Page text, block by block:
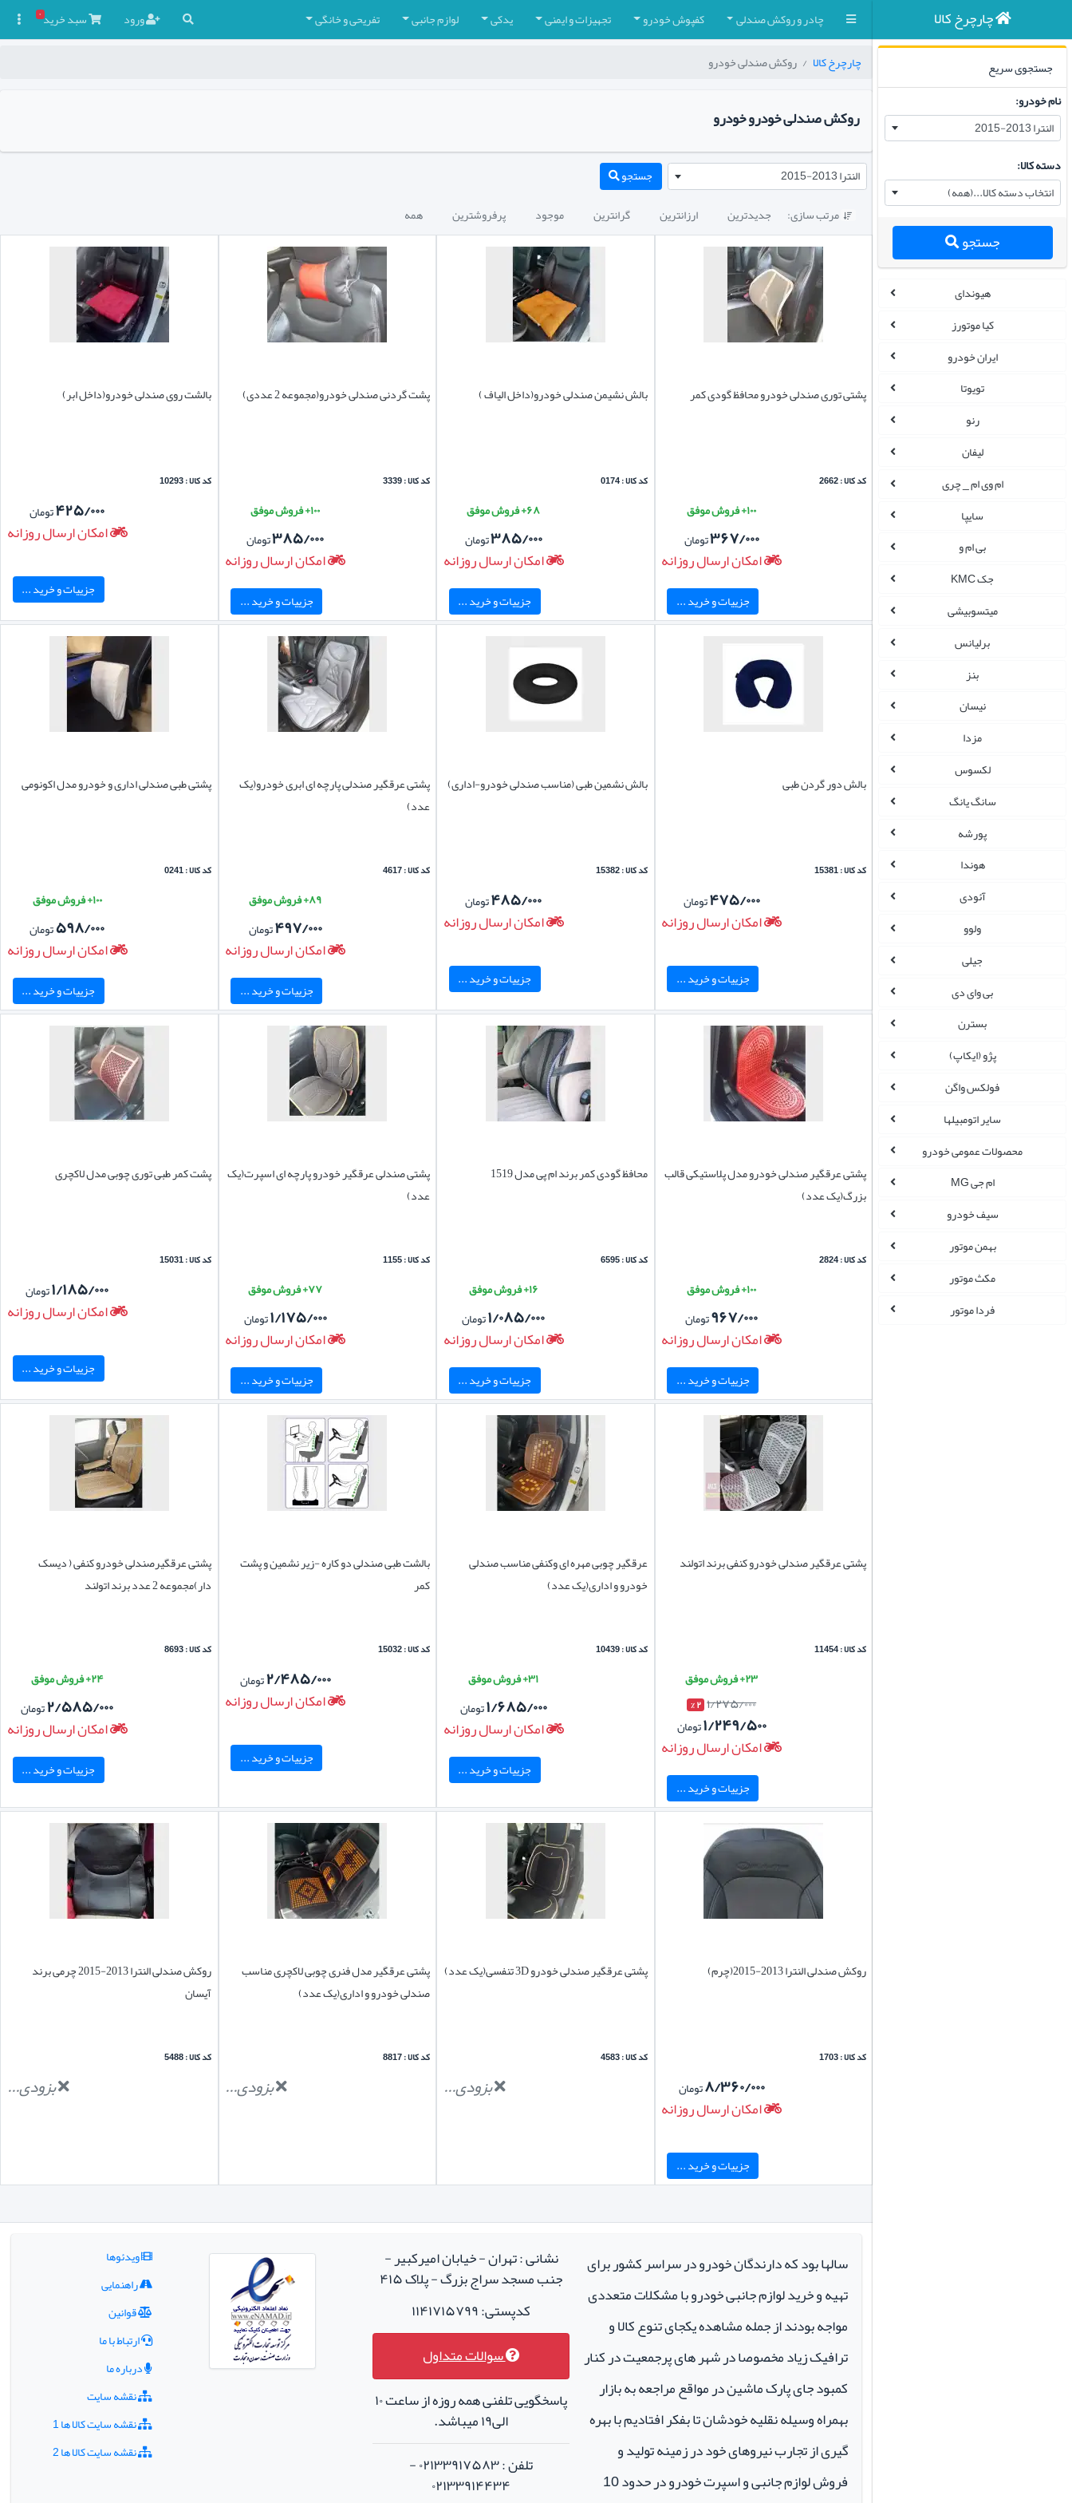
چادر و روکش صندلی کفپوش خودرو تجهیزات و ایمنی یدکی لوازم جانبی تفریحی و خانگی ورود سبدخرید۰ چارچرخ کالا
جستجوی سریع
نام خودرو:
النترا 2013-2015
دسته کالا:
انتخاب دسته کالا...(همه)
جستجو
هیوندای
کیا موتورز
ایران خودرو
تویوتا
رنو
لیفان
ام وی ام _ چری
سایپا
بی ام و
جک KMC
میتسوبیشی
برلیانس
بنز
نیسان
مزدا
لکسوس
سانگ یانگ
پورشه
هوندا
آئودی
ولوو
جیلی
بی وای دی
بسترن
پژو (ایکاپ)
فولکس واگن
سایر اتومبیلها
محصولات عمومی خودرو
ام جی MG
سیف خودرو
بهمن موتور
مکث موتور
فردا موتور
چارچرخ کالا روکش صندلی خودرو
روکش صندلی خودرو خودرو
النترا 2013-2015 جستجو
 مرتب سازی: جدیدترین ارزانترین گرانترین موجود پرفروشترین همه
پشتی توری صندلی خودرو محافظ گودی کمر
کد کالا : 2662
۱۰۰+ فروش موفق
۳۶۷/۰۰۰تومان
امکان ارسال روزانه
جزییات و خرید ...
بالش نشیمن صندلی خودرو(داخل الیاف )
کد کالا : 0174
۶۸+ فروش موفق
۳۸۵/۰۰۰تومان
امکان ارسال روزانه
جزییات و خرید ...
پشت گردنی صندلی خودرو(مجموعه 2 عددی)
کد کالا : 3339
۱۰۰+ فروش موفق
۳۸۵/۰۰۰تومان
امکان ارسال روزانه
جزییات و خرید ...
بالشت روی صندلی خودرو(داخل ابر)
کد کالا : 10293
۴۲۵/۰۰۰تومان
امکان ارسال روزانه
جزییات و خرید ...
بالش دور گردن طبی
کد کالا : 15381
۴۷۵/۰۰۰تومان
امکان ارسال روزانه
جزییات و خرید ...
بالش نشمین طبی (مناسب صندلی خودرو-اداری)
کد کالا : 15382
۴۸۵/۰۰۰تومان
امکان ارسال روزانه
جزییات و خرید ...
پشتی عرقگیر صندلی پارچه ای ابری خودرو(یک
عدد)
کد کالا : 4617
۸۹+ فروش موفق
۴۹۷/۰۰۰تومان
امکان ارسال روزانه
جزییات و خرید ...
پشتی طبی صندلی اداری و خودرو مدل اکونومی
کد کالا : 0241
۱۰۰+ فروش موفق
۵۹۸/۰۰۰تومان
امکان ارسال روزانه
جزییات و خرید ...
پشتی عرقگیر صندلی خودرو مدل پلاستیکی قالب
بزرگ(یک عدد)
کد کالا : 2824
۱۰۰+ فروش موفق
۹۶۷/۰۰۰تومان
امکان ارسال روزانه
جزییات و خرید ...
محافظ گودی کمر برند ام پی مدل 1519
کد کالا : 6595
۱۶+ فروش موفق
۱/۰۸۵/۰۰۰تومان
امکان ارسال روزانه
جزییات و خرید ...
پشتی صندلی عرقگیر خودرو پارچه ای اسپرت(یک
عدد)
کد کالا : 1155
۷۷+ فروش موفق
۱/۱۷۵/۰۰۰تومان
امکان ارسال روزانه
جزییات و خرید ...
پشت کمر طبی توری چوبی مدل لاکچری
کد کالا : 15031
۱/۱۸۵/۰۰۰تومان
امکان ارسال روزانه
جزییات و خرید ...
پشتی عرقگیر صندلی خودرو کنفی برند اتولند
کد کالا : 11454
۲۳+ فروش موفق
۱/۲۷۵/۰۰۰ ۲ %
۱/۲۴۹/۵۰۰تومان
امکان ارسال روزانه
جزییات و خرید ...
عرقگیر چوبی مهره ای وکنفی مناسب صندلی
خودرو و اداری(یک عدد)
کد کالا : 10439
۳۱+ فروش موفق
۱/۶۸۵/۰۰۰تومان
امکان ارسال روزانه
جزییات و خرید ...
بالشت طبی صندلی دو کاره -زیر نشمین و پشت
کمر
کد کالا : 15032
۲/۴۸۵/۰۰۰تومان
امکان ارسال روزانه
جزییات و خرید ...
پشتی عرقگیرصندلی خودرو کنفی ( دیسک
دار)مجموعه 2 عدد برند اتولند
کد کالا : 8693
۲۴+ فروش موفق
۲/۵۸۵/۰۰۰تومان
امکان ارسال روزانه
جزییات و خرید ...
روکش صندلی النترا 2013-2015(چرم)
کد کالا : 1703
۸/۳۶۰/۰۰۰تومان
امکان ارسال روزانه
جزییات و خرید ...
پشتی عرقگیر صندلی خودرو 3D تنفسی(یک عدد)
کد کالا : 4583
بزودی...
پشتی عرقگیر مدل فنری چوبی لاکچری مناسب
صندلی خودرو و اداری(یک عدد)
کد کالا : 8817
بزودی...
روکش صندلی النترا 2013-2015 چرمی برند
آیسان
کد کالا : 5488
بزودی...
سالها بود که دارندگان خودرو در سراسر کشور برای
تهیه و خرید لوازم جانبی خودرو با مشکلات متعددی
مواجه بودند از جمله مشاهده یکجای تنوع کالا و
ترافیک زیاد مخصوصا در شهر های پرجمعیت در کنار
کمبود جای پارک ماشین در مواقع مراجعه به بازار
بهمراه وسیله نقلیه خودشان تا بفکر افتادیم با بهره
گیری از تجارب نیروهای خود در زمینه تولید و
فروش لوازم جانبی و اسپرت خودرو در حدود 10
نشانی : تهران - خیابان امیرکبیر -
جنب مسجد سراج بزرگ - پلاک ۴۱۵
کدپستی: ۱۱۴۱۷۱۵۷۹۹
سوالات متداول
پاسخگویی تلفنی همه روزه از ساعت ۱۰
الی۱۹ میباشد.
تلفن : ۰۲۱۳۳۹۱۷۵۸۳ -
۰۲۱۳۳۹۱۴۴۳۴
ویدئوها
راهنمایی
قوانین
ارتباط با ما
درباره ما
نقشه سایت
نقشه سایت کالا ها 1
نقشه سایت کالا ها 2